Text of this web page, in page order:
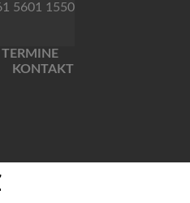
5601 1550
TERMINE
KONTAKT